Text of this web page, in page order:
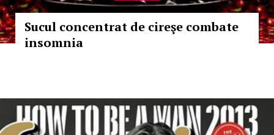
Sucul concentrat de cireşe combate
insomnia